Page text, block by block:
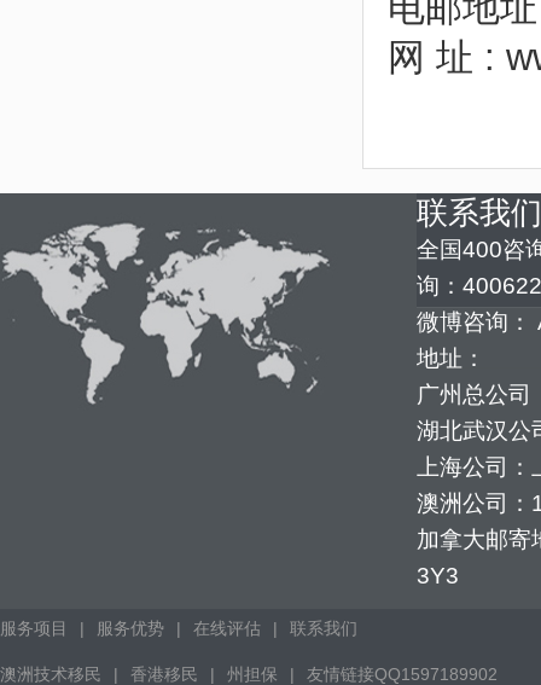
网 址 :
联系我们
全国400咨
询：
微博咨询：
地址：
广州总公
湖北武汉公
上海公司
澳洲公司：
加拿大邮寄
3Y3
服务项目 | 服务优势 | 在线评估 | 联系我们
澳洲技术移民 | 香港移民 | 州担保 | 友情链接QQ1597189902